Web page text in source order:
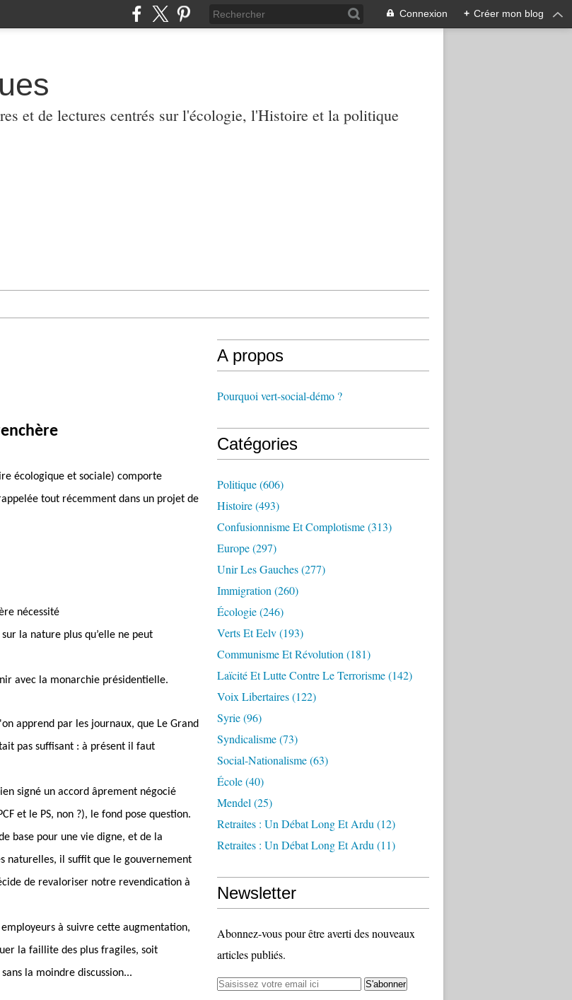
Connexion + Créer mon blog
et de lectures centrés sur l'écologie, l'Histoire et la politique
écologique et sociale) comporte
tout récemment dans un projet de
nécessité
la nature plus qu’elle ne peut
avec la monarchie présidentielle.
apprend par les journaux, que Le Grand
pas suffisant : à présent il faut
signé un accord âprement négocié
et le PS, non ?), le fond pose question.
base pour une vie digne, et de la
naturelles, il suffit que le gouvernement
de revaloriser notre revendication à
à suivre cette augmentation,
la faillite des plus fragiles, soit
la moindre discussion...
A propos
Pourquoi vert-social-démo ?
Catégories
Politique(606)
Histoire(493)
Confusionnisme Et Complotisme(313)
Europe(297)
Unir Les Gauches(277)
Immigration (260)
Écologie(246)
Verts Et Eelv(193)
Communisme Et Révolution (181)
Laïcité Et Lutte Contre Le Terrorisme(142)
Voix Libertaires(122)
Syrie(96)
Syndicalisme(73)
Social-Nationalisme(63)
École(40)
Mendel (25)
Retraites : Un Débat Long Et Ardu (12)
Retraites : Un Débat Long Et Ardu (11)
Newsletter
Abonnez-vous pour être averti des nouveaux
articles publiés.